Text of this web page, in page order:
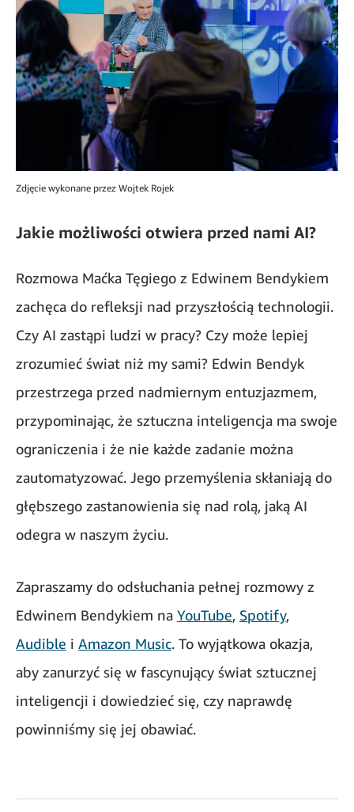
Zdjęcie wykonane przez Wojtek Rojek
Jakie możliwości otwiera przed nami AI?
Rozmowa Maćka Tęgiego z Edwinem Bendykiem
zachęca do refleksji nad przyszłością technologii.
Czy AI zastąpi ludzi w pracy? Czy może lepiej
zrozumieć świat niż my sami? Edwin Bendyk
przestrzega przed nadmiernym entuzjazmem,
przypominając, że sztuczna inteligencja ma swoje
ograniczenia i że nie każde zadanie można
zautomatyzować. Jego przemyślenia skłaniają do
głębszego zastanowienia się nad rolą, jaką AI
odegra w naszym życiu.
Zapraszamy do odsłuchania pełnej rozmowy z
Edwinem Bendykiem na YouTube, Spotify,
Audible i Amazon Music. To wyjątkowa okazja,
aby zanurzyć się w fascynujący świat sztucznej
inteligencji i dowiedzieć się, czy naprawdę
powinniśmy się jej obawiać.